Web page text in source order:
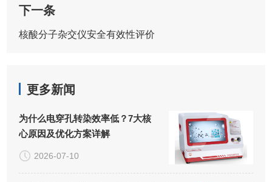
下一条
核酸分子杂交仪安全有效性评价
更多新闻
为什么电穿孔转染效率低？7大核
心原因及优化方案详解
2026-07-10